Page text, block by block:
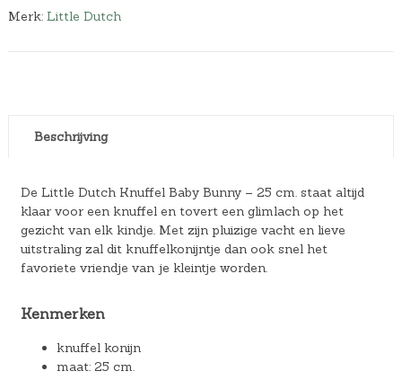
Merk: Little Dutch
Beschrijving
De Little Dutch Knuffel Baby Bunny – 25 cm. staat altijd
klaar voor een knuffel en tovert een glimlach op het
gezicht van elk kindje. Met zijn pluizige vacht en lieve
uitstraling zal dit knuffelkonijntje dan ook snel het
favoriete vriendje van je kleintje worden.
Kenmerken
knuffel konijn
maat: 25 cm.